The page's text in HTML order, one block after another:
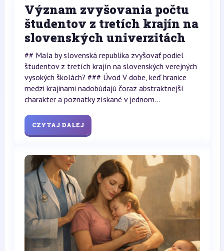
Význam zvyšovania počtu
študentov z tretích krajín na
slovenských univerzitách
## Mala by slovenská republika zvyšovať podiel
študentov z tretích krajín na slovenských verejných
vysokých školách? ### Úvod V dobe, keď hranice
medzi krajinami nadobúdajú čoraz abstraktnejší
charakter a poznatky získané v jednom...
CZYTAJ DALEJ